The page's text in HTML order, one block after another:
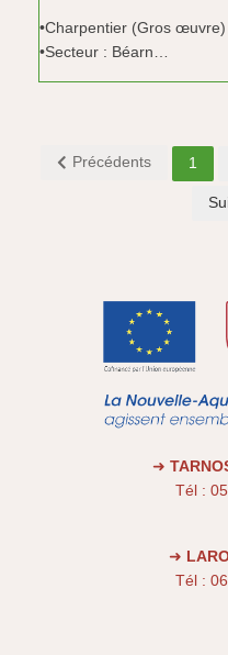
•Charpentier (Gros
•Secteur : Béarn…
Précédents 1
➜
Tél :
➜
Tél :